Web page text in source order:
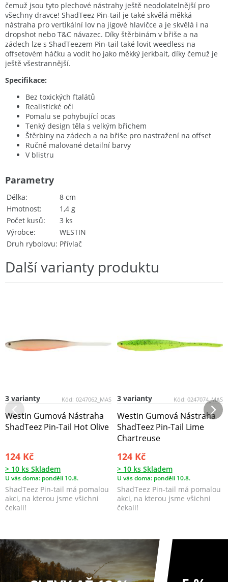
čemuž jsou tyto plechové nástrahy ještě neodolatelnější pro
všechny dravce! ShadTeez Pin-tail je také skvělá měkká
nástraha pro vertikální lov na jigové hlavičce a je skvělá i na
dropshot nebo T&C návazec. Díky štěrbinám v břiše a na
zádech lze s ShadTeezem Pin-tail také lovit weedless na
offsetovém háčku a vodit ho jako měkký jerkbait, díky čemuž je
ještě všestrannější.
Specifikace:
Bez toxických ftalátů
Realistické oči
Pomalu se pohybující ocas
Tenký design těla s velkým břichem
Štěrbiny na zádech a na břiše pro nastražení na offset
Ručně malované detailní barvy
V blistru
Délka
8 cm
Hmotnost
1,4 g
Počet kusů
3 ks
Výrobce
WESTIN
Druh rybolovu Přívlač
Parametry
Další varianty produktu
Kód: 0247062_MAS
3 varianty
Westin Gumová Nástraha
ShadTeez Pin-Tail Hot Olive
124 Kč
> 10 ks Skladem
U vás doma: pondělí 10.8.
ShadTeez Pin-tail má pomalou
akci, na kterou jsme všichni
čekali!
Kód: 0247074_MAS
3 varianty
Westin Gumová Nástraha
ShadTeez Pin-Tail Lime
Chartreuse
124 Kč
> 10 ks Skladem
U vás doma: pondělí 10.8.
ShadTeez Pin-tail má pomalou
akci, na kterou jsme všichni
čekali!